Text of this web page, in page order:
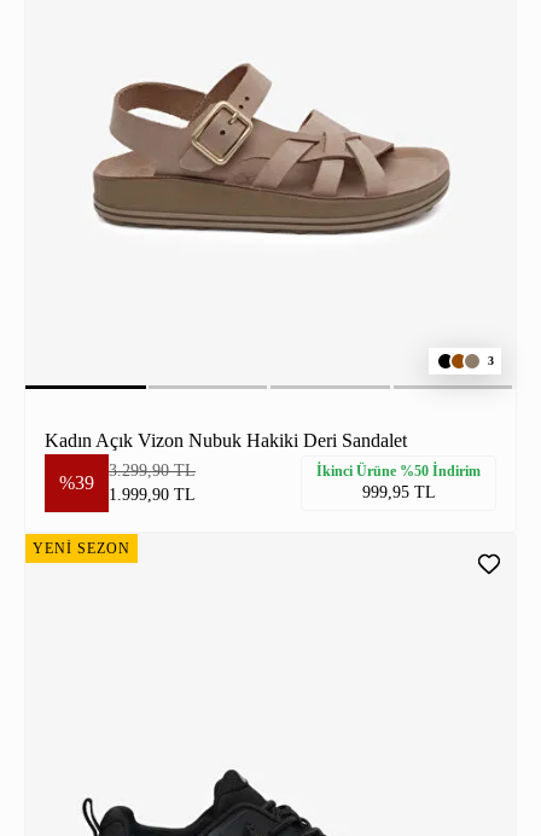
3
Kadın Açık Vizon Nubuk Hakiki Deri Sandalet
%39
3.299,90 TL
1.999,90 TL
İkinci Ürüne %50 İndirim
999,95 TL
YENİ SEZON